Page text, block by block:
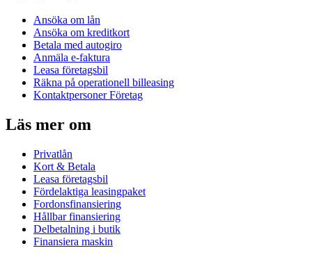
Ansöka om lån
Ansöka om kreditkort
Betala med autogiro
Anmäla e-faktura
Leasa företagsbil
Räkna på operationell billeasing
Kontaktpersoner Företag
Läs mer om
Privatlån
Kort & Betala
Leasa företagsbil
Fördelaktiga leasingpaket
Fordonsfinansiering
Hållbar finansiering
Delbetalning i butik
Finansiera maskin